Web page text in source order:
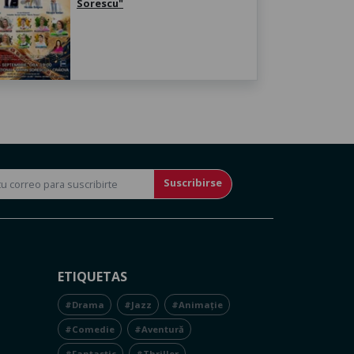
Sorescu"
Suscribirse
ETIQUETAS
#Drama #Jazz #Animație
#Comedie #Aventură